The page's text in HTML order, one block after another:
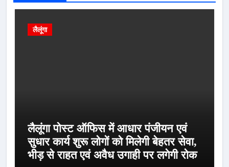
लैलूंगा
लैलूंगा पोस्ट ऑफिस में आधार पंजीयन एवं
सुधार कार्य शुरू लोगों को मिलेगी बेहतर सेवा,
भीड़ से राहत एवं अवैध उगाही पर लगेगी रोक